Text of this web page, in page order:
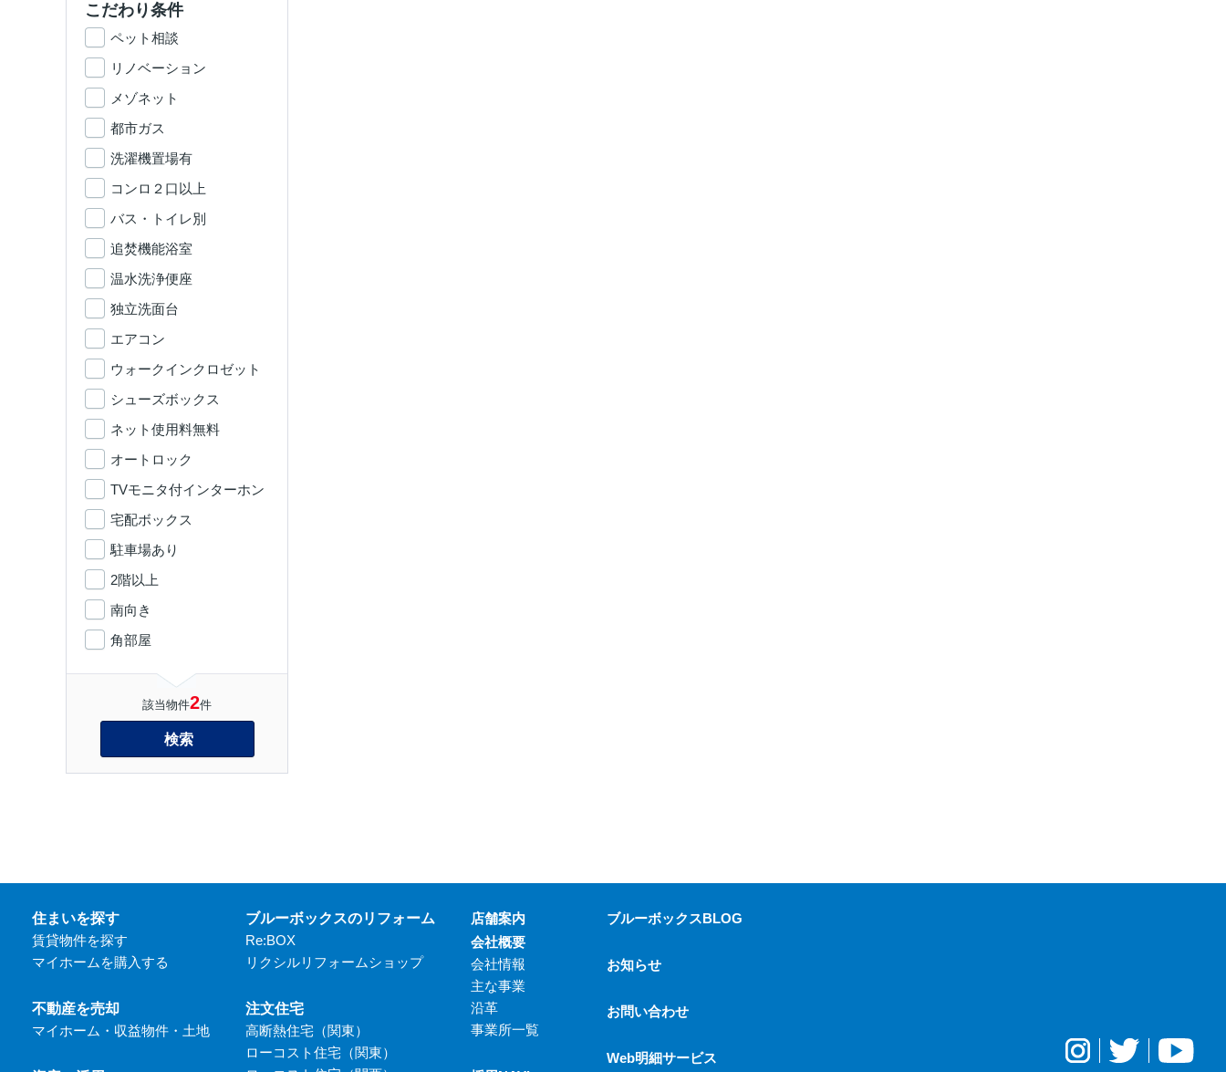
こだわり条件
ペット相談
リノベーション
メゾネット
都市ガス
洗濯機置場有
コンロ２口以上
バス・トイレ別
追焚機能浴室
温水洗浄便座
独立洗面台
エアコン
ウォークインクロゼット
シューズボックス
ネット使用料無料
オートロック
TVモニタ付インターホン
宅配ボックス
駐車場あり
2階以上
南向き
角部屋
該当物件2件
検索
住まいを探す
賃貸物件を探す
マイホームを購入する
不動産を売却
マイホーム・収益物件・土地
ブルーボックスのリフォーム
Re:BOX
リクシルリフォームショップ
注文住宅
高断熱住宅（関東）
ローコスト住宅（関東）
店舗案内
会社概要
会社情報
主な事業
沿革
事業所一覧
ブルーボックスBLOG
お知らせ
お問い合わせ
Web明細サービス